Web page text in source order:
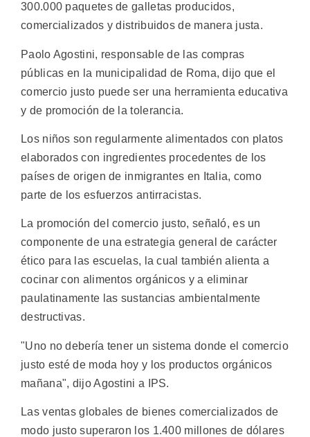
300.000 paquetes de galletas producidos,
comercializados y distribuidos de manera justa.
Paolo Agostini, responsable de las compras
públicas en la municipalidad de Roma, dijo que el
comercio justo puede ser una herramienta educativa
y de promoción de la tolerancia.
Los niños son regularmente alimentados con platos
elaborados con ingredientes procedentes de los
países de origen de inmigrantes en Italia, como
parte de los esfuerzos antirracistas.
La promoción del comercio justo, señaló, es un
componente de una estrategia general de carácter
ético para las escuelas, la cual también alienta a
cocinar con alimentos orgánicos y a eliminar
paulatinamente las sustancias ambientalmente
destructivas.
"Uno no debería tener un sistema donde el comercio
justo esté de moda hoy y los productos orgánicos
mañana", dijo Agostini a IPS.
Las ventas globales de bienes comercializados de
modo justo superaron los 1.400 millones de dólares